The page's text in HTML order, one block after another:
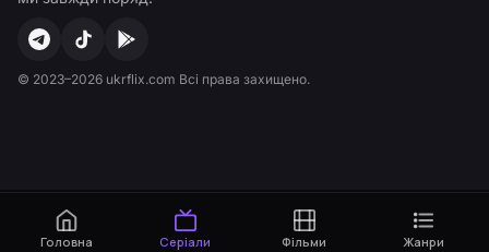
Головна Серіали Фільми Жанри
© 2023–2026 ukrflix.com Всі права захищено.